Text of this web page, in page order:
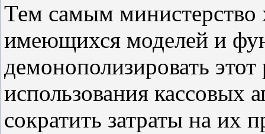
Тем самым министерство
имеющихся моделей и
демонополизировать
использования кассовых
сократить затраты на их